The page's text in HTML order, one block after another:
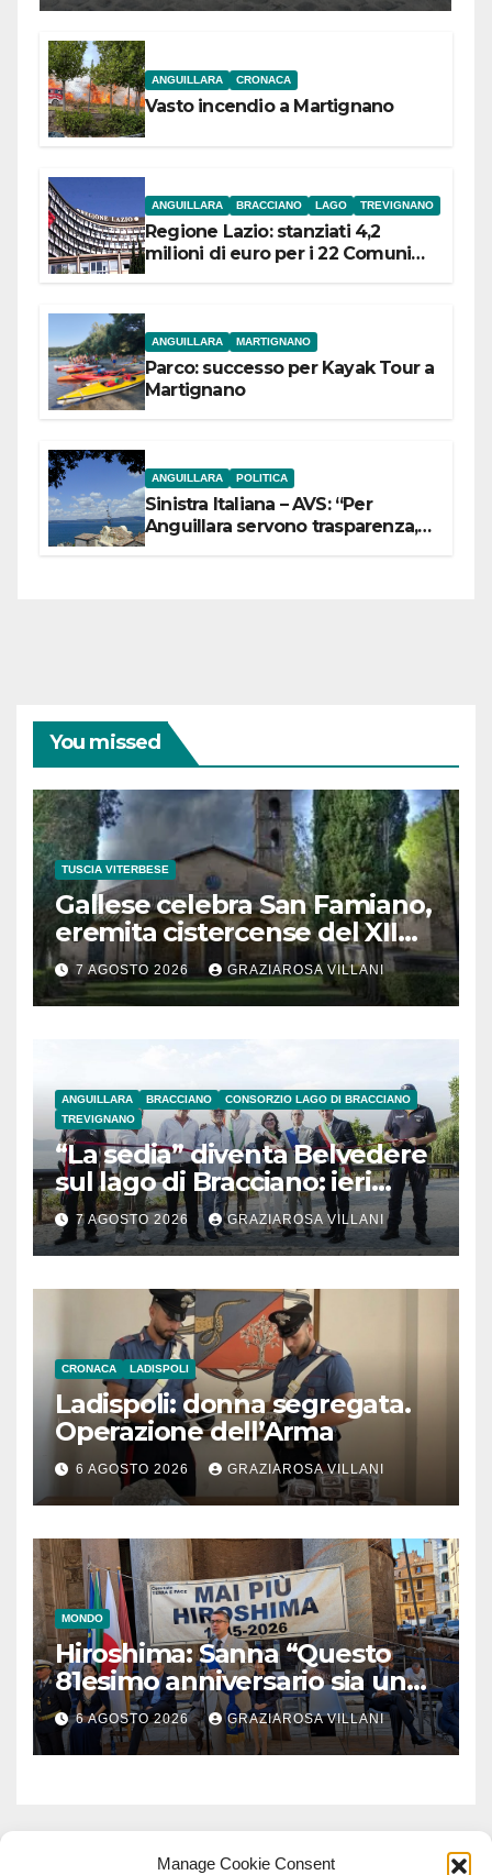
Manage Cookie Consent
ANGUILLARA CRONACA
Vasto incendio a Martignano
ANGUILLARA BRACCIANO LAGO TREVIGNANO
Regione Lazio: stanziati 4,2
milioni di euro per i 22 Comuni
ANGUILLARA MARTIGNANO
Parco: successo per Kayak Tour a
Martignano
ANGUILLARA POLITICA
Sinistra Italiana – AVS: “Per
Anguillara servono trasparenza,
You missed
TUSCIA VITERBESE
Gallese celebra San Famiano,
eremita cistercense del XII
secolo
7 AGOSTO 2026 GRAZIAROSA VILLANI
ANGUILLARA BRACCIANO
CONSORZIO LAGO DI BRACCIANO
TREVIGNANO
“La sedia” diventa Belvedere
sul lago di Bracciano: ieri
l’inaugurazione
7 AGOSTO 2026 GRAZIAROSA VILLANI
CRONACA LADISPOLI
Ladispoli: donna segregata.
Operazione dell’Arma
6 AGOSTO 2026 GRAZIAROSA VILLANI
MONDO
Hiroshima: Sanna “Questo
81esimo anniversario sia un
monito per tutti”
6 AGOSTO 2026 GRAZIAROSA VILLANI